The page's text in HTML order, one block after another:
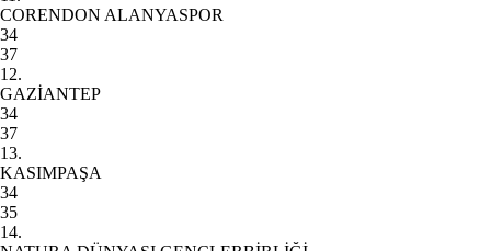
CORENDON ALANYASPOR
34
37
12.
GAZİANTEP
34
37
13.
KASIMPAŞA
34
35
14.